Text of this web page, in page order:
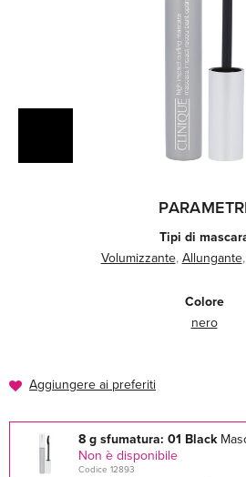
Tipi di
Volumizzante, Allungante,
Colore
nero
Aggiungere ai preferiti
8 g sfumatura: 01 Black
Non è disponibile
Codice 12893